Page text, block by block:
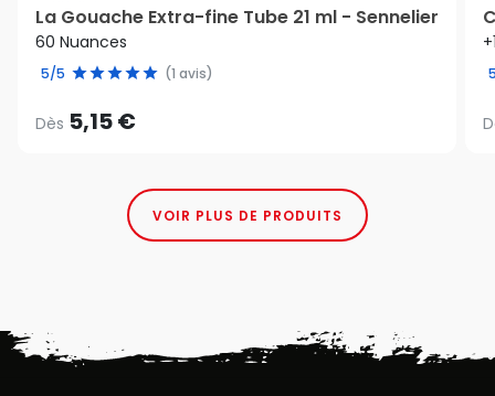
La Gouache Extra-fine Tube 21 ml - Sennelier
60 Nuances
5/5 (1 avis)
Dès 5,15 €
VOIR PLUS DE PRODUITS